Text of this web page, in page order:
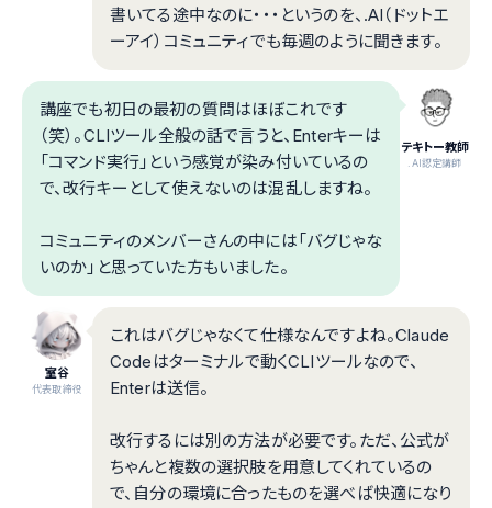
書いてる途中なのに・・・というのを、.AI（ドットエ
ーアイ）コミュニティでも毎週のように聞きます。
テキトー教師
.AI認定講師
講座でも初日の最初の質問はほぼこれです
（笑）。CLIツール全般の話で言うと、Enterキーは
「コマンド実行」という感覚が染み付いているの
で、改行キーとして使えないのは混乱しますね。
コミュニティのメンバーさんの中には「バグじゃな
いのか」と思っていた方もいました。
室谷
代表取締役
これはバグじゃなくて仕様なんですよね。Claude
Codeはターミナルで動くCLIツールなので、
Enterは送信。
改行するには別の方法が必要です。ただ、公式が
ちゃんと複数の選択肢を用意してくれているの
で、自分の環境に合ったものを選べば快適になり